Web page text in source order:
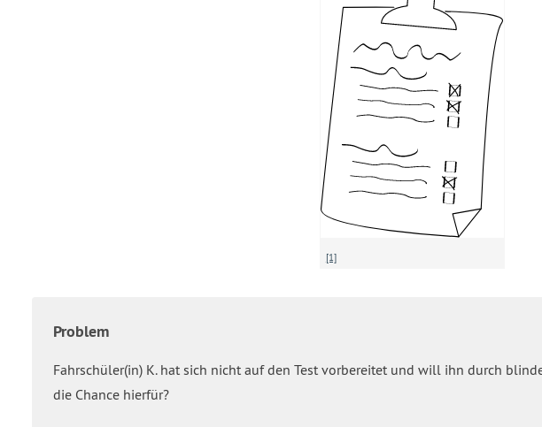
[1]
Problem
Fahrschüler(in) K. hat sich nicht auf den Test vorbereitet und will ihn durch
die Chance hierfür?